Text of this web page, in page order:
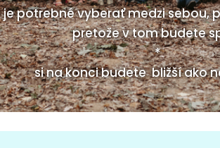
je potrebné vyberať medzi sebou,
pretože v tom budete
*
si na konci budete bližší ako